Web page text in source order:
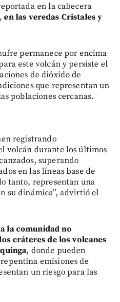
en la cabecera
en las veredas Cristales y
permanece por encima
este volcán y persiste el
de dióxido de
que representan un
poblaciones cercanas.
registrando
volcán durante los últimos
superando
en las líneas base de
tanto, representan una
su dinámica”, advirtió el
la comunidad no
cráteres de los volcanes
, donde pueden
emisiones de
un riesgo para las